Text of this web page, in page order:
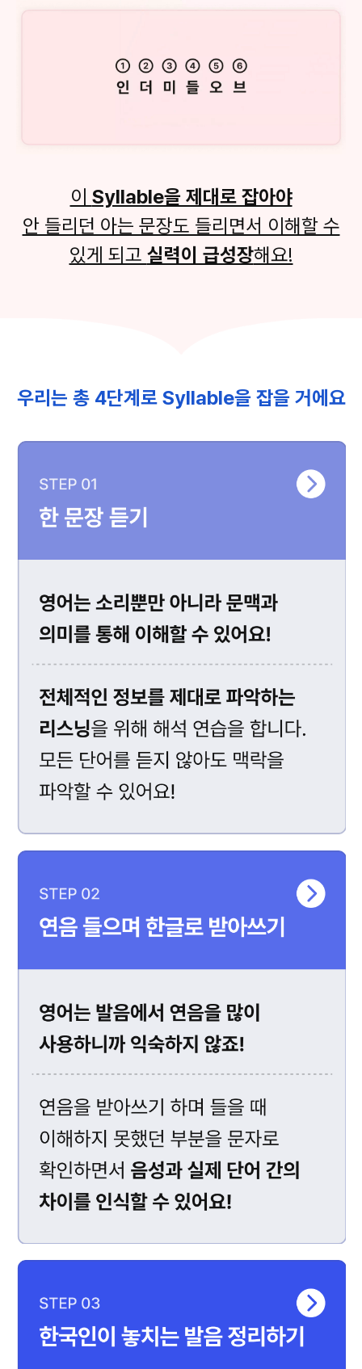
이 Syllable을 제대로 잡아야
안 들리던 아는 문장도 들리면서 이해할 수
있게 되고 실력이 급성장해요!
우리는 총 4단계로 Syllable을 잡을 거에요